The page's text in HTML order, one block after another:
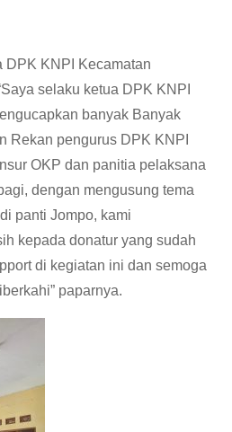
DPK KNPI Kecamatan
selaku ketua DPK KNPI
banyak Banyak
Rekan pengurus DPK KNPI
OKP dan panitia pelaksana
dengan mengusung tema
panti Jompo, kami
kepada donatur yang sudah
di kegiatan ini dan semoga
paparnya.